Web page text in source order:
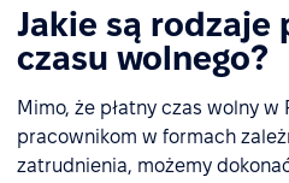
Jakie są rodzaje
czasu wolnego?
Mimo, że płatny czas wolny w
pracownikom w formach
zatrudnienia, możemy